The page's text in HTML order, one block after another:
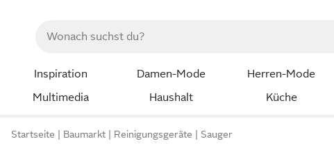
Inspiration Damen-Mode Herren-Mode
Multimedia
Haushalt Küche
Startseite Baumarkt Reinigungsgeräte Sauger